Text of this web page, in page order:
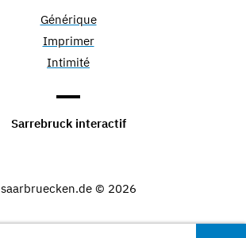
Générique
Imprimer
Intimité
Sarrebruck interactif
saarbruecken.de © 2026